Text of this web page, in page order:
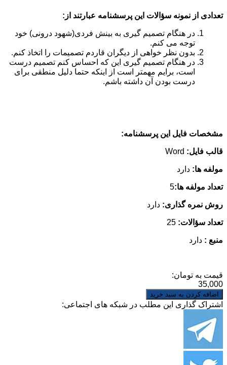
تعدادی از نمونه سؤالات این پرسشنامه عبارتند از:
در هنگام تصمیم گیری به بینش فردی(شهود درونی) خود
توجه می کنم.
بدون نظر خواهی از دیگران قاردم تصمیمات را اتخاذ کنم.
در هنگام تصمیم گیری این که احساس کنم تصمیم درست
است، برایم مهمتر است از اینکه حتما دلیل منطقی برای
درست بودن آن داشته باشم.
مشخصات فایل این پرسشنامه:
قالب فایل: Word
مولفه ها: دارد
تعداد مولفه ها:5
روش نمره گذاری: دارد
تعداد سؤالات:
منبع : دارد
قیمت به تومان:
35,000
اشتراک گذاری این مطلب در شبکه های اجتماعی: